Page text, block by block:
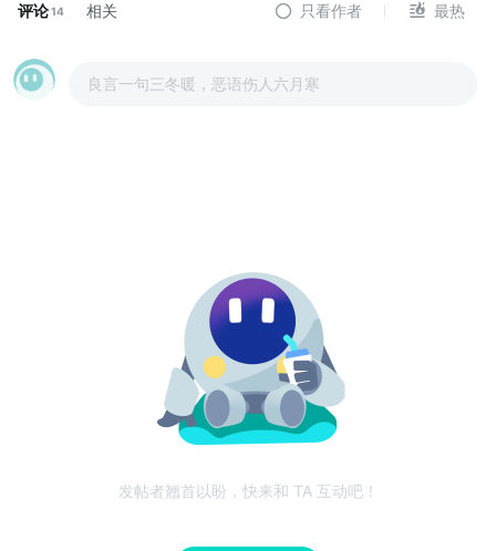
评论14 相关 只看作者 最热
良言一句三冬暖，恶语伤人六月寒
发帖者翘首以盼，快来和 TA 互动吧！